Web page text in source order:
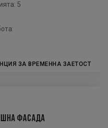
5
ЗА ВРЕМЕННА ЗАЕТОСТ
ФАСАДА